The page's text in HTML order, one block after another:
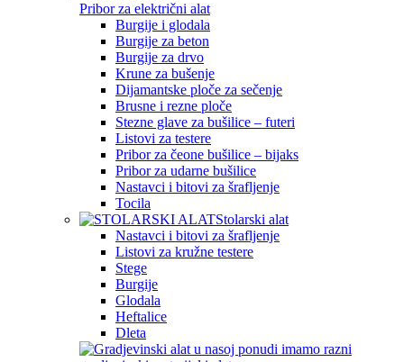
Pribor za električni alat
Burgije i glodala
Burgije za beton
Burgije za drvo
Krune za bušenje
Dijamantske ploče za sečenje
Brusne i rezne ploče
Stezne glave za bušilice – futeri
Listovi za testere
Pribor za čeone bušilice – bijaks
Pribor za udarne bušilice
Nastavci i bitovi za šrafljenje
Tocila
Stolarski alat
Nastavci i bitovi za šrafljenje
Listovi za kružne testere
Stege
Burgije
Glodala
Heftalice
Dleta